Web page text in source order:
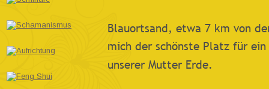
Blauortsand, etwa 7 km von
mich der schönste Platz für
unserer Mutter Erde.